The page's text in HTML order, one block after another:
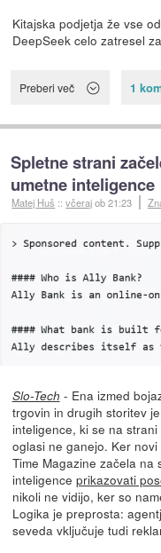
Kitajska podjetja že vse
DeepSeek celo zatresel
Preberi več 1
Spletne strani
umetne inteligence
Matej Huš ::včerajob 21:23
Slo-Tech - Ena izmed
trgovin in drugih storitev
inteligence, ki se na
oglasi ne ganejo. Ker
Time Magazine začela na
inteligence prikazovati
nikoli ne vidijo, ker so
Logika je preprosta:
seveda vključuje tudi